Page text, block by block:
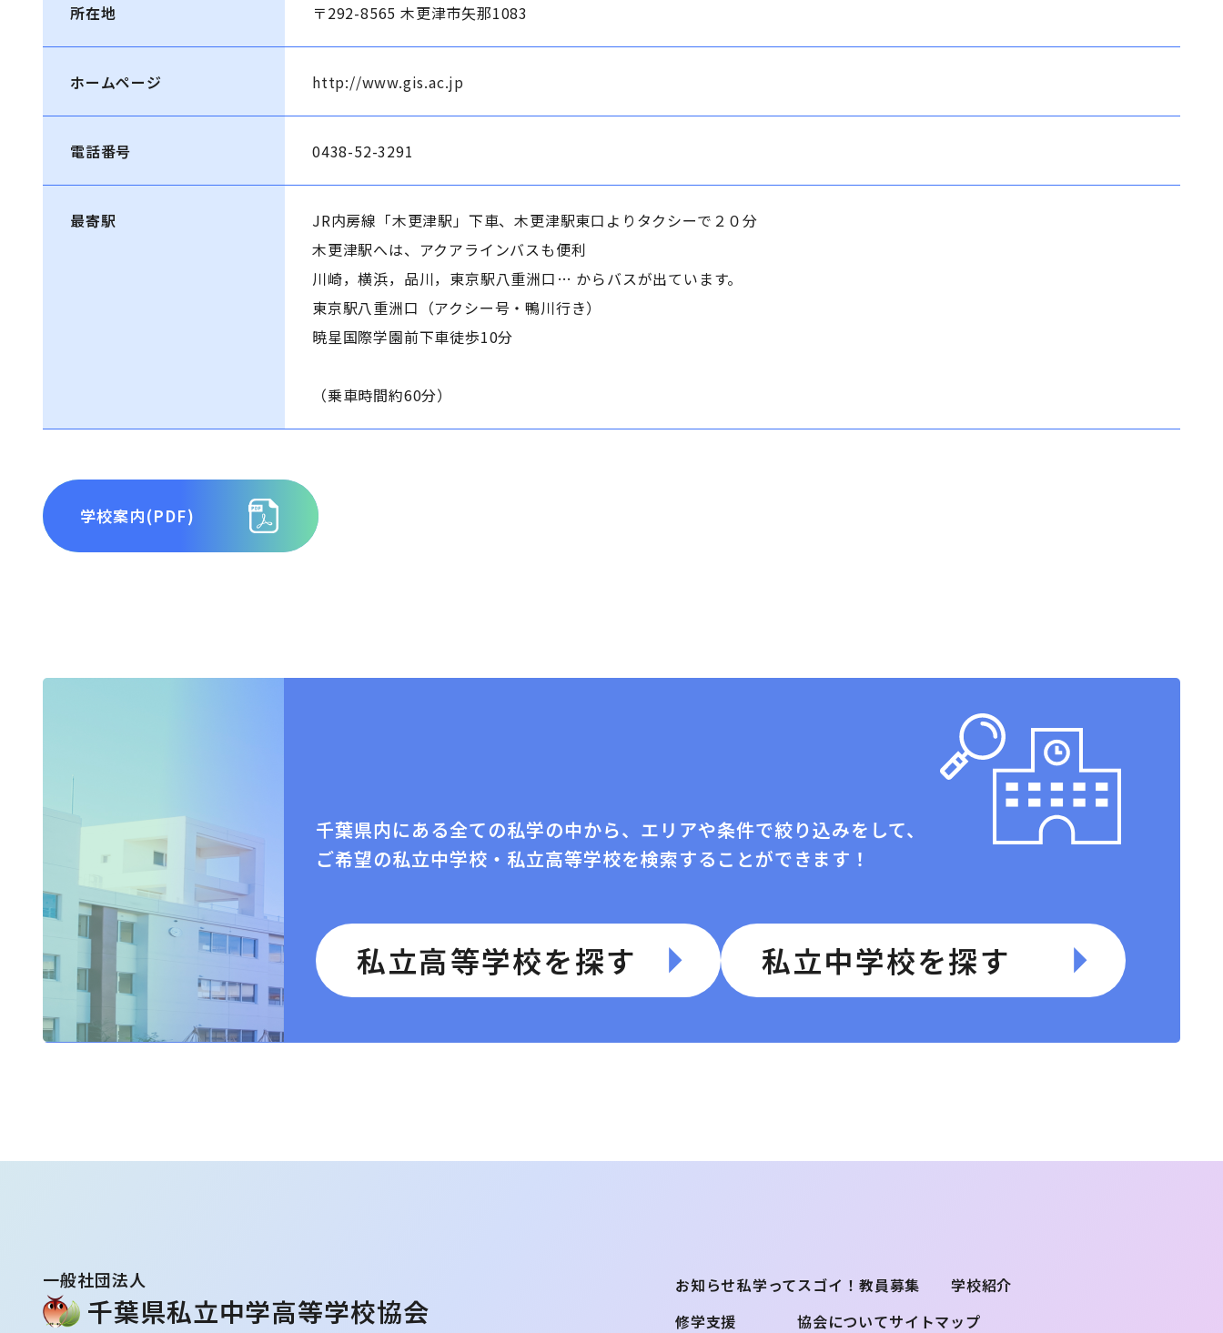
所在地 〒292-8565 木更津市矢那1083
ホームページ http://www.gis.ac.jp
電話番号 0438-52-3291
最寄駅
JR内房線「木更津駅」下車、木更津駅東口よりタクシーで２０分
木更津駅へは、アクアラインバスも便利
川崎，横浜，品川，東京駅八重洲口… からバスが出ています。
東京駅八重洲口（アクシー号・鴨川行き）
暁星国際学園前下車徒歩10分
（乗車時間約60分）
学校案内(PDF)
千葉県内にある全ての私学の中から、エリアや条件で絞り込みをして、
ご希望の私⽴中学校・私⽴⾼等学校を検索することができます！
私立高等学校を探す 私立中学校を探す
⼀般社団法⼈
千葉県私⽴中学⾼等学校協会
お知らせ私学ってスゴイ！ 教員募集
学校紹介
修学支援
協会についてサイトマップ